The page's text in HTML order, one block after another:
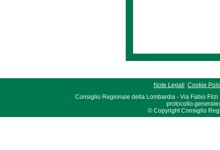
Note Legali Cookie
Consiglio Regionale della Lombardia - Via Fabio Filzi
© Copyright Consiglio